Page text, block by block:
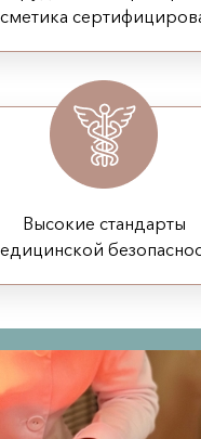
ПОПУЛЯРНО
Высокие стандарты